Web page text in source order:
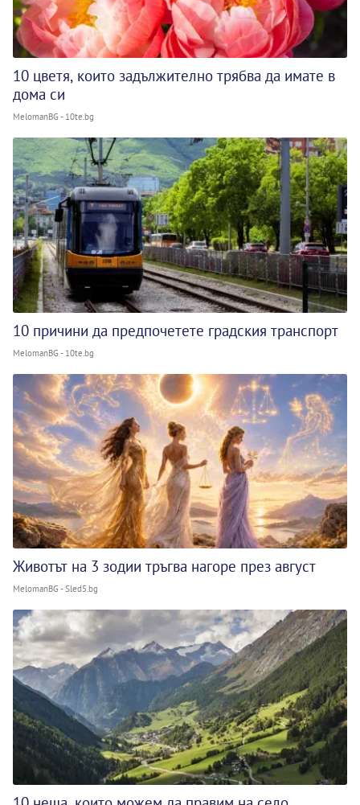
10 цветя, които задължително трябва да имате в
дома си
MelomanBG - 10te.bg
10 причини да предпочетете градския транспорт
MelomanBG - 10te.bg
Животът на 3 зодии тръгва нагоре през август
MelomanBG - Sled5.bg